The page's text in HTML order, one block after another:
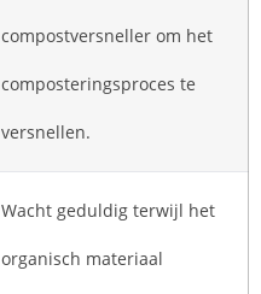
compostversneller om het
composteringsproces te
versnellen.
Wacht geduldig terwijl het
organisch materiaal